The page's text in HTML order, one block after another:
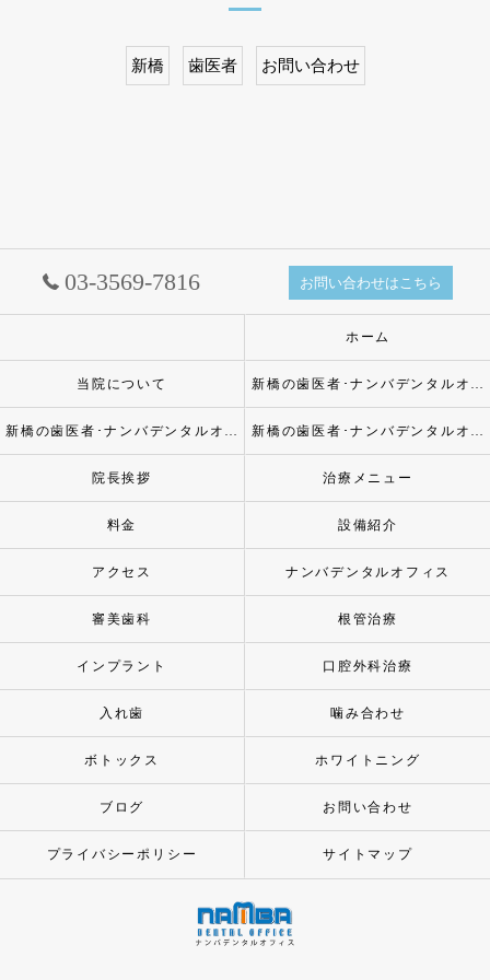
新橋 歯医者 お問い合わせ
03-3569-7816 お問い合わせはこちら
ホーム
当院について 新橋の歯医者･ナンバデンタルオフィスの口コミ情報
新橋の歯医者･ナンバデンタルオフィスの評判 新橋の歯医者･ナンバデンタルオフィスのお客様の声
院長挨拶 治療メニュー
料金 設備紹介
アクセス ナンバデンタルオフィス
審美歯科 根管治療
インプラント 口腔外科治療
入れ歯 噛み合わせ
ボトックス ホワイトニング
ブログ お問い合わせ
プライバシーポリシー サイトマップ